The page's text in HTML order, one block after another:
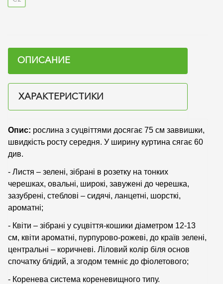
ОПИСАНИЕ
ХАРАКТЕРИСТИКИ
Опис: рослина з суцвіттями досягає 75 см заввишки,
швидкість росту середня. У ширину куртина сягає 60
див.
- Листя – зелені, зібрані в розетку на тонких
черешках, овальні, широкі, завужені до черешка,
зазубрені, стеблові – сидячі, ланцетні, шорсткі,
ароматні;
- Квіти – зібрані у суцвіття-кошики діаметром 12-13
см, квіти ароматні, пурпурово-рожеві, до країв зелені,
центральні – коричневі. Ліловий колір біля основ
спочатку блідий, а згодом темніє до фіолетового;
- Коренева система кореневищного типу.